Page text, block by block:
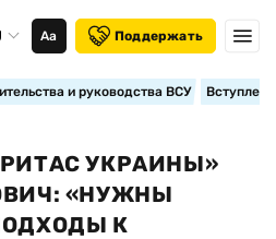
Аа Поддержать
и руководства ВСУ
УКРАИНЫ»
«НУЖНЫ
К